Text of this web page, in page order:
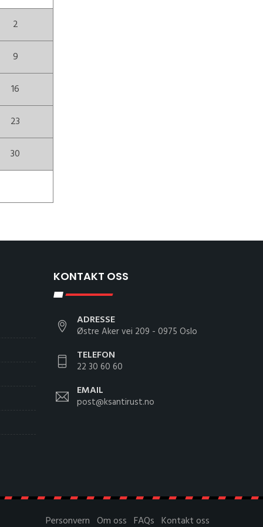
2
9
16
23
30
KONTAKT OSS
ADRESSE
Østre Aker vei 209 - 0975 Oslo
TELEFON
22 30 60 60
EMAIL
post@ksantirust.no
Personvern Om oss FAQs Kontakt oss